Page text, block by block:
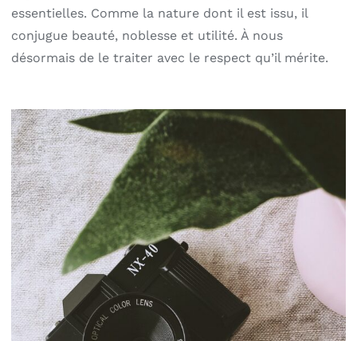
essentielles. Comme la nature dont il est issu, il
conjugue beauté, noblesse et utilité. À nous
désormais de le traiter avec le respect qu’il mérite.